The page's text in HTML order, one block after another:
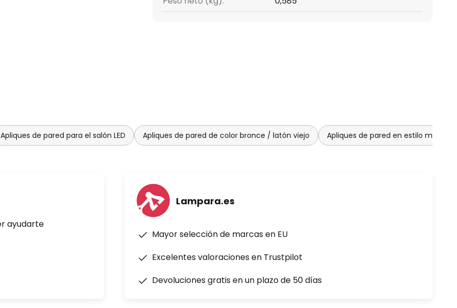
Apliques de pared para el salón LED Apliques de pared de color bronce / latón viejo Apliques de pared en estilo
ayudarte
Lampara.es
Mayor selección de marcas en EU
Excelentes valoraciones en Trustpilot
Devoluciones gratis en un plazo de 50 días